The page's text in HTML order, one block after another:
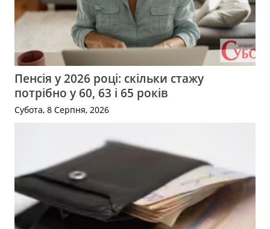
Пенсія у 2026 році: скільки стажу
потрібно у 60, 63 і 65 років
Субота, 8 Серпня, 2026